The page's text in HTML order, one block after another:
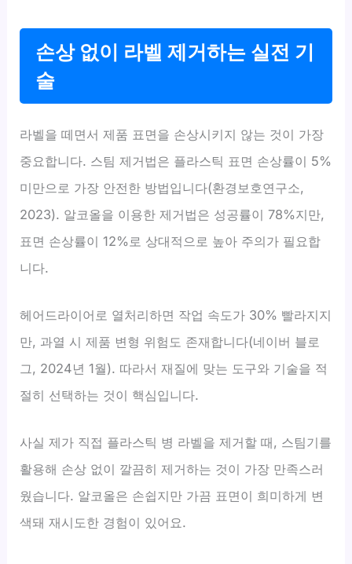
손상 없이 라벨 제거하는 실전 기
술
라벨을 떼면서 제품 표면을 손상시키지 않는 것이 가장
중요합니다. 스팀 제거법은 플라스틱 표면 손상률이 5%
미만으로 가장 안전한 방법입니다(환경보호연구소,
2023). 알코올을 이용한 제거법은 성공률이 78%지만,
표면 손상률이 12%로 상대적으로 높아 주의가 필요합
니다.
헤어드라이어로 열처리하면 작업 속도가 30% 빨라지지
만, 과열 시 제품 변형 위험도 존재합니다(네이버 블로
그, 2024년 1월). 따라서 재질에 맞는 도구와 기술을 적
절히 선택하는 것이 핵심입니다.
사실 제가 직접 플라스틱 병 라벨을 제거할 때, 스팀기를
활용해 손상 없이 깔끔히 제거하는 것이 가장 만족스러
웠습니다. 알코올은 손쉽지만 가끔 표면이 희미하게 변
색돼 재시도한 경험이 있어요.